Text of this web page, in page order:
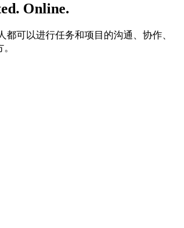
Online.
都可以进行任务和项目的沟通、协作、